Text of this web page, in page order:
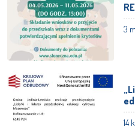
3
14